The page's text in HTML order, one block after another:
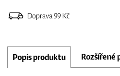
Doprava 99 Kč
Popis produktu Rozšířené